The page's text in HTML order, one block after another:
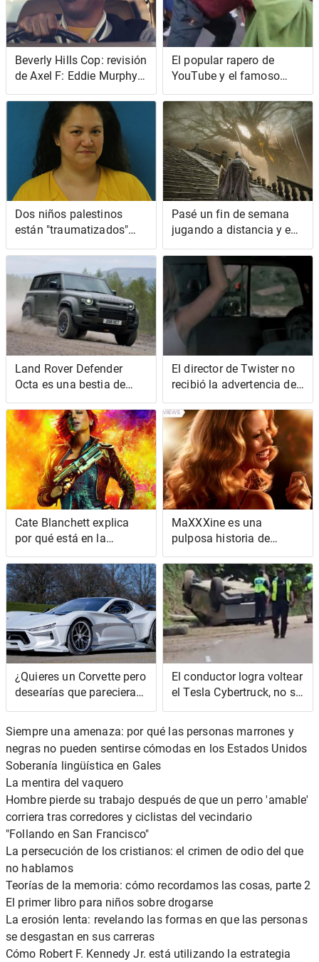
Beverly Hills Cop: revisión
de Axel F: Eddie Murphy
se lo toma con calma en
el sencillo retroceso de
Netflix
El popular rapero de
YouTube y el famoso
mago de TikTok se
involucran en una pelea
de ladridos virales
Dos niños palestinos
están "traumatizados"
después de que una
intentara ahogarlos
Pasé un fin de semana
jugando a distancia y en
la nube y fue increíble
Land Rover Defender
Octa es una bestia de
626 CV que llega a las
aves rapaces del mundo
El director de Twister no
recibió la advertencia de
tornado sobre los
tornados
Cate Blanchett explica
por qué está en la
película Borderlands
MaXXXine es una
pulposa historia de
Hollywood que parece
demasiado mansa
¿Quieres un Corvette pero
desearías que pareciera
horrible? Chico, ¿tenemos
El conductor logra voltear
el Tesla Cybertruck, no se
necesita conducción
Siempre una amenaza: por qué las personas marrones y
negras no pueden sentirse cómodas en los Estados Unidos
Soberanía lingüística en Gales
La mentira del vaquero
Hombre pierde su trabajo después de que un perro 'amable'
corriera tras corredores y ciclistas del vecindario
"Follando en San Francisco"
La persecución de los cristianos: el crimen de odio del que
no hablamos
Teorías de la memoria: cómo recordamos las cosas, parte 2
El primer libro para niños sobre drogarse
La erosión lenta: revelando las formas en que las personas
se desgastan en sus carreras
Cómo Robert F. Kennedy Jr. está utilizando la estrategia